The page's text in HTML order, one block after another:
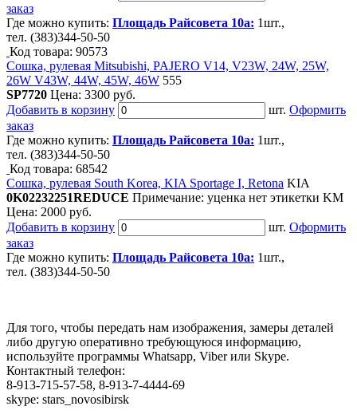
заказ
Где можно купить: Площадь Райсовета 10а: 1шт.,
тел. (383)344-50-50
Код товара: 90573
Сошка, рулевая Mitsubishi, PAJERO V14, V23W, 24W, 25W,
26W V43W, 44W, 45W, 46W 555
SP7720 Цена: 3300 руб.
Добавить в корзину
шт. Оформить
заказ
Где можно купить: Площадь Райсовета 10а: 1шт.,
тел. (383)344-50-50
Код товара: 68542
Сошка, рулевая South Korea, KIA Sportage I, Retona KIA
0K02232251REDUCE Примечание: уценка нет этикетки KM
Цена: 2000 руб.
Добавить в корзину
шт. Оформить
заказ
Где можно купить: Площадь Райсовета 10а: 1шт.,
тел. (383)344-50-50
Для того, чтобы передать нам изображения, замеры деталей
либо другую оперативно требующуюся информацию,
используйте программы Whatsapp, Viber или Skype.
Контактный телефон:
8-913-715-57-58, 8-913-7-4444-69
skype: stars_novosibirsk